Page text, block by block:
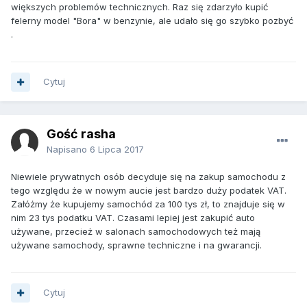
większych problemów technicznych. Raz się zdarzyło kupić
felerny model "Bora" w benzynie, ale udało się go szybko pozbyć
.
Cytuj
Gość rasha
Napisano 6 Lipca 2017
Niewiele prywatnych osób decyduje się na zakup samochodu z
tego względu że w nowym aucie jest bardzo duży podatek VAT.
Załóżmy że kupujemy samochód za 100 tys zł, to znajduje się w
nim 23 tys podatku VAT. Czasami lepiej jest zakupić auto
używane, przecież w salonach samochodowych też mają
używane samochody, sprawne techniczne i na gwarancji.
Cytuj